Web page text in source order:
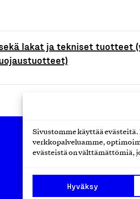
Sivustomme käyttää
verkkopalveluamme,
evästeistä on välttämättömiä,
Hyväksy
lakat ja tekniset tuotteet